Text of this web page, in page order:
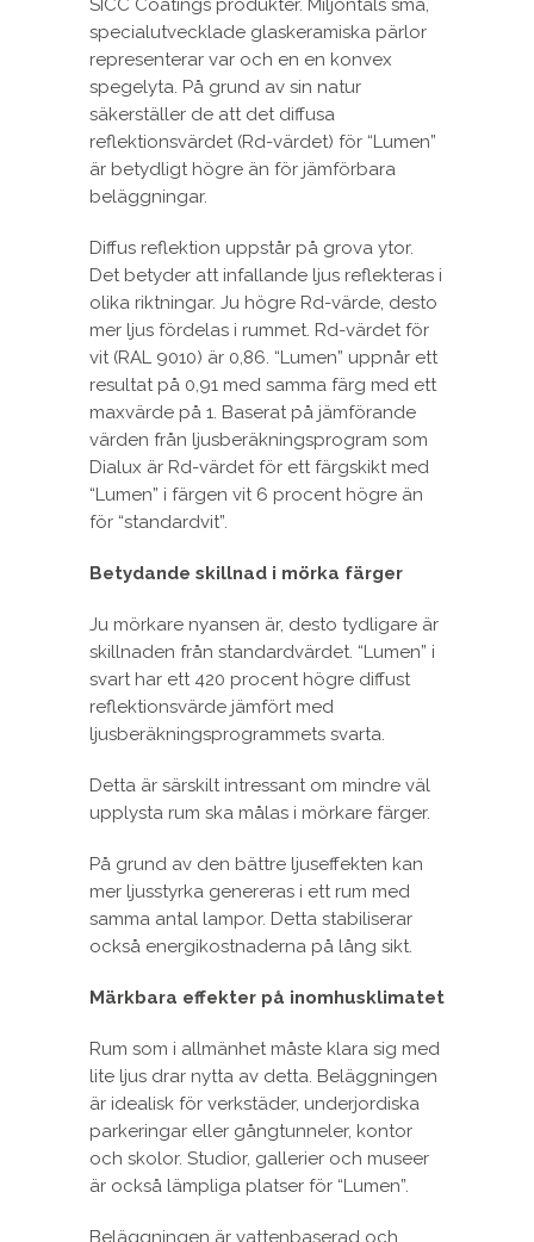
SICC Coatings produkter. Miljontals små,
specialutvecklade glaskeramiska pärlor
representerar var och en en konvex
spegelyta. På grund av sin natur
säkerställer de att det diffusa
reflektionsvärdet (Rd-värdet) för “Lumen”
är betydligt högre än för jämförbara
beläggningar.
Diffus reflektion uppstår på grova ytor.
Det betyder att infallande ljus reflekteras i
olika riktningar. Ju högre Rd-värde, desto
mer ljus fördelas i rummet. Rd-värdet för
vit (RAL 9010) är 0,86. “Lumen” uppnår ett
resultat på 0,91 med samma färg med ett
maxvärde på 1. Baserat på jämförande
värden från ljusberäkningsprogram som
Dialux är Rd-värdet för ett färgskikt med
“Lumen” i färgen vit 6 procent högre än
för “standardvit”.
Betydande skillnad i mörka färger
Ju mörkare nyansen är, desto tydligare är
skillnaden från standardvärdet. “Lumen” i
svart har ett 420 procent högre diffust
reflektionsvärde jämfört med
ljusberäkningsprogrammets svarta.
Detta är särskilt intressant om mindre väl
upplysta rum ska målas i mörkare färger.
På grund av den bättre ljuseffekten kan
mer ljusstyrka genereras i ett rum med
samma antal lampor. Detta stabiliserar
också energikostnaderna på lång sikt.
Märkbara effekter på inomhusklimatet
Rum som i allmänhet måste klara sig med
lite ljus drar nytta av detta. Beläggningen
är idealisk för verkstäder, underjordiska
parkeringar eller gångtunneler, kontor
och skolor. Studior, gallerier och museer
är också lämpliga platser för “Lumen”.
Beläggningen är vattenbaserad och